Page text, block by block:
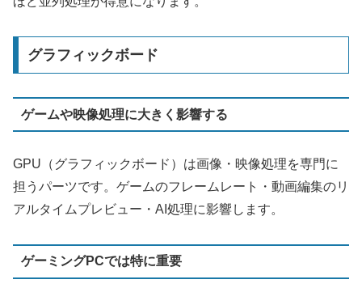
グラフィックボード
ゲームや映像処理に大きく影響する
GPU（グラフィックボード）は画像・映像処理を専門に
担うパーツです。ゲームのフレームレート・動画編集のリ
アルタイムプレビュー・AI処理に影響します。
ゲーミングPCでは特に重要